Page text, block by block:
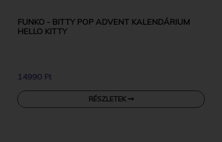
FUNKO - BITTY POP ADVENT KALENDÁRIUM
HELLO KITTY
14990 Ft
RÉSZLETEK